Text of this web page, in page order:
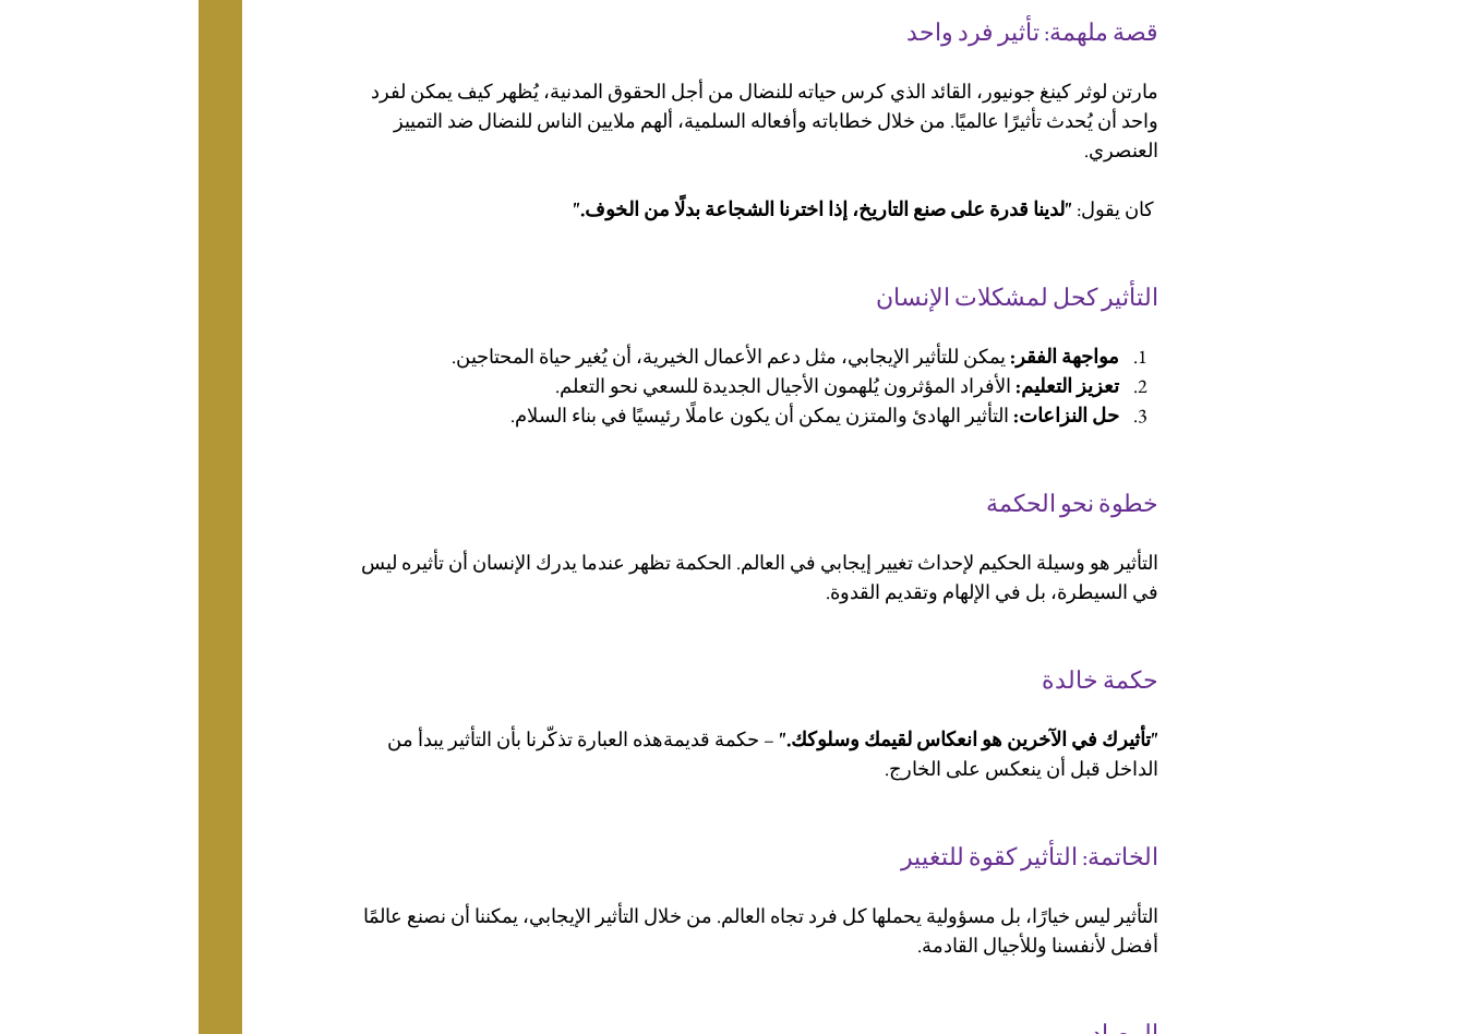
قصة ملهمة: تأثير فرد واحد
مارتن لوثر كينغ جونيور، القائد الذي كرس حياته للنضال من أجل الحقوق المدنية، يُظهر كيف يمكن لفرد
واحد أن يُحدث تأثيرًا عالميًا. من خلال خطاباته وأفعاله السلمية، ألهم ملايين الناس للنضال ضد التمييز
العنصري.
"لدينا قدرة على صنع التاريخ، إذا اخترنا الشجاعة بدلًا من الخوف."
التأثير كحل لمشكلات الإنسان
مواجهة الفقر: يمكن للتأثير الإيجابي، مثل دعم الأعمال الخيرية، أن يُغير حياة المحتاجين.
تعزيز التعليم: الأفراد المؤثرون يُلهمون الأجيال الجديدة للسعي نحو التعلم.
حل النزاعات: التأثير الهادئ والمتزن يمكن أن يكون عاملًا رئيسيًا في بناء السلام.
خطوة نحو الحكمة
التأثير هو وسيلة الحكيم لإحداث تغيير إيجابي في العالم. الحكمة تظهر عندما يدرك الإنسان أن تأثيره ليس
في السيطرة، بل في الإلهام وتقديم القدوة.
حكمة خالدة
"تأثيرك في الآخرين هو انعكاس لقيمك وسلوكك." – حكمة قديمةهذه العبارة تذكّرنا بأن التأثير يبدأ من
الداخل قبل أن ينعكس على الخارج.
الخاتمة: التأثير كقوة للتغيير
التأثير ليس خيارًا، بل مسؤولية يحملها كل فرد تجاه العالم. من خلال التأثير الإيجابي، يمكننا أن نصنع عالمًا
أفضل لأنفسنا وللأجيال القادمة.